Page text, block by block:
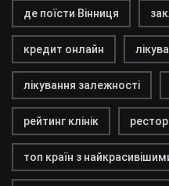
де поїсти Вінниця
кредит онлайн
лікування залежності
рейтинг клінік
топ країн з